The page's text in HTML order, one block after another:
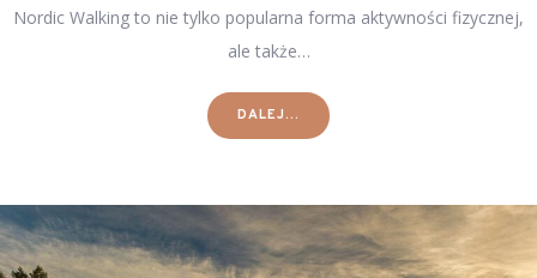
Nordic Walking to nie tylko popularna forma aktywności fizycznej,
ale także…
DALEJ...